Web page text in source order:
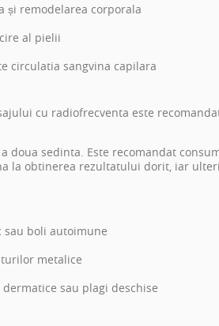
și remodelarea corporala
al pielii
circulatia sangvina capilara
cu radiofrecventa este
doua sedinta. Este recomandat
la obtinerea rezultatului dorit, iar
sau boli autoimune
metalice
sau plagi deschise